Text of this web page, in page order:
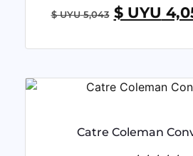
Valorado
con
$ UYU5,043 $ UYU
Catre Coleman